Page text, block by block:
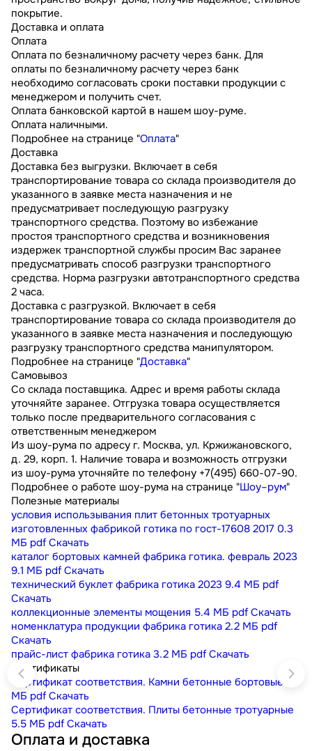
покрытие.
Доставка и оплата
Оплата
Оплата по безналичному расчету через банк. Для
оплаты по безналичному расчету через банк
необходимо согласовать сроки поставки продукции с
менеджером и получить счет.
Оплата банковской картой в нашем шоу-руме.
Оплата наличными.
Подробнее на странице "Оплата"
Доставка
Доставка без выгрузки. Включает в себя
транспортирование товара со склада производителя до
указанного в заявке места назначения и не
предусматривает последующую разгрузку
транспортного средства. Поэтому во избежание
простоя транспортного средства и возникновения
издержек транспортной службы просим Вас заранее
предусматривать способ разгрузки транспортного
средства. Норма разгрузки автотранспортного средства
2 часа.
Доставка с разгрузкой. Включает в себя
транспортирование товара со склада производителя до
указанного в заявке места назначения и последующую
разгрузку транспортного средства манипулятором.
Подробнее на странице "Доставка"
Самовывоз
Со склада поставщика. Адрес и время работы склада
уточняйте заранее. Отгрузка товара осуществляется
только после предварительного согласования с
ответственным менеджером
Из шоу-рума по адресу г. Москва, ул. Кржижановского,
д. 29, корп. 1. Наличие товара и возможность отгрузки
из шоу-рума уточняйте по телефону +7(495) 660-07-90.
Подробнее о работе шоу-рума на странице "Шоу–рум"
Полезные материалы
условия использывания плит бетонных тротуарных
изготовленных фабрикой готика по гост-17608 2017 0.3
МБ pdf Скачать
каталог бортовых камней фабрика готика. февраль 2023
9.1 МБ pdf Скачать
технический буклет фабрика готика 2023 9.4 МБ pdf
Скачать
коллекционные элементы мощения 5.4 МБ pdf Скачать
номенклатура продукции фабрика готика 2.2 МБ pdf
Скачать
прайс-лист фабрика готика 3.2 МБ pdf Скачать
Сертификаты
Сертификат соответствия. Камни бетонные бортовые 1
МБ pdf Скачать
Сертификат соответствия. Плиты бетонные тротуарные
5.5 МБ pdf Скачать
Оплата и доставка